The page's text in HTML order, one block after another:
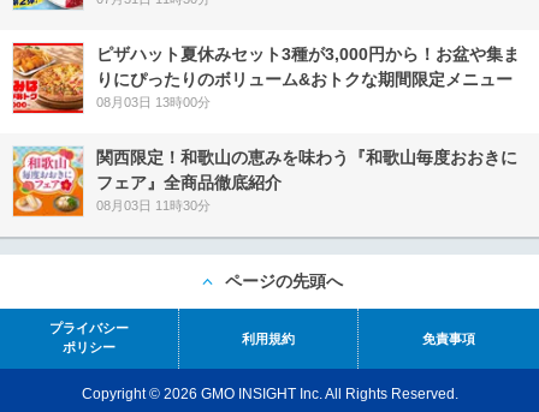
ピザハット夏休みセット3種が3,000円から！お盆や集ま
りにぴったりのボリューム&おトクな期間限定メニュー
08月03日 13時00分
関西限定！和歌山の恵みを味わう『和歌山毎度おおきに
フェア』全商品徹底紹介
08月03日 11時30分
ページの先頭へ
プライバシー
ポリシー
利用規約 免責事項
Copyright © 2026 GMO INSIGHT Inc. All Rights Reserved.